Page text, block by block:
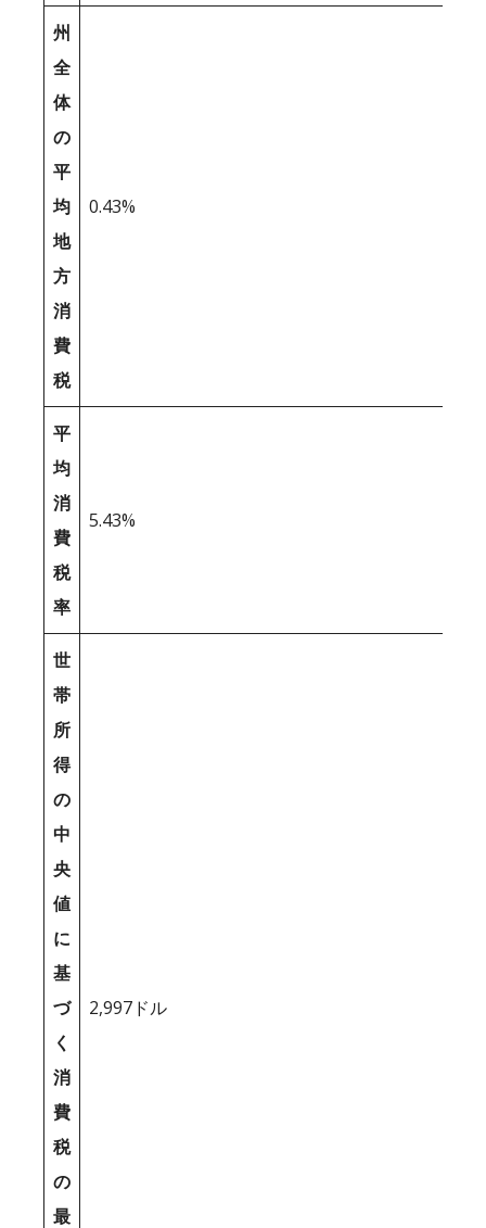
州
全
体
の
平
均
地
方
消
費
税
0.43%
平
均
消
費
税
率
5.43%
世
帯
所
得
の
中
央
値
に
基
づ
く
消
費
税
の
最
2,997ドル